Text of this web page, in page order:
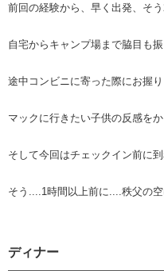
前回の経験から、早く出発、そう
自宅からキャンプ場まで脇目も振
途中コンビニに寄った際にお握り
マックに行きたい子供の反感をか
そして今回はチェックイン前に到
そう....1時間以上前に....秩父の空
ディナー